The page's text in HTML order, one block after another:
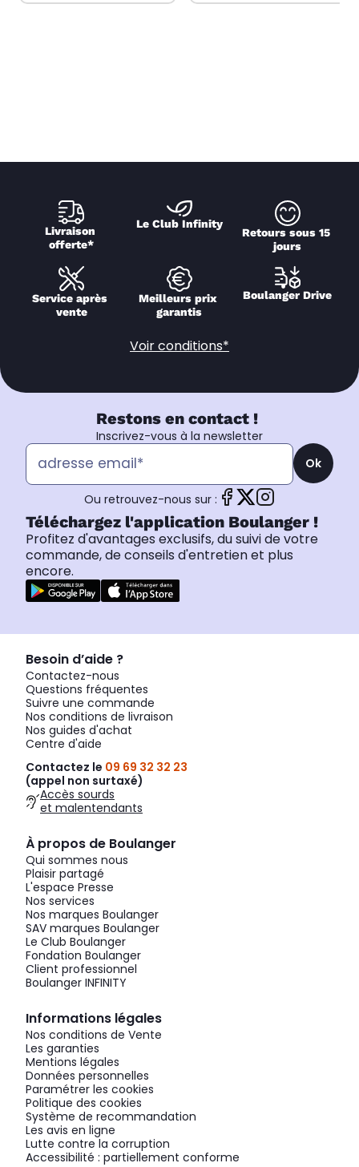
Livraison
offerte*
Le Club Infinity
Retours sous 15
jours
Service après
vente
Meilleurs prix
garantis
Boulanger Drive
Voir conditions*
Restons en contact !
Inscrivez-vous à la newsletter
Ok
Ou retrouvez-nous sur :
Téléchargez l'application Boulanger !
Profitez d'avantages exclusifs, du suivi de votre
commande, de conseils d'entretien et plus
encore.
Besoin d’aide ?
Contactez-nous
Questions fréquentes
Suivre une commande
Nos conditions de livraison
Nos guides d'achat
Centre d'aide
Contactez le 09 69 32 32 23
(appel non surtaxé)
Accès sourds
et malentendants
À propos de Boulanger
Qui sommes nous
Plaisir partagé
L'espace Presse
Nos services
Nos marques Boulanger
SAV marques Boulanger
Le Club Boulanger
Fondation Boulanger
Client professionnel
Boulanger INFINITY
Informations légales
Nos conditions de Vente
Les garanties
Mentions légales
Données personnelles
Paramétrer les cookies
Politique des cookies
Système de recommandation
Les avis en ligne
Lutte contre la corruption
Accessibilité : partiellement conforme